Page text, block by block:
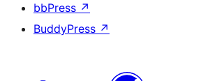
bbPress ↗
BuddyPress ↗